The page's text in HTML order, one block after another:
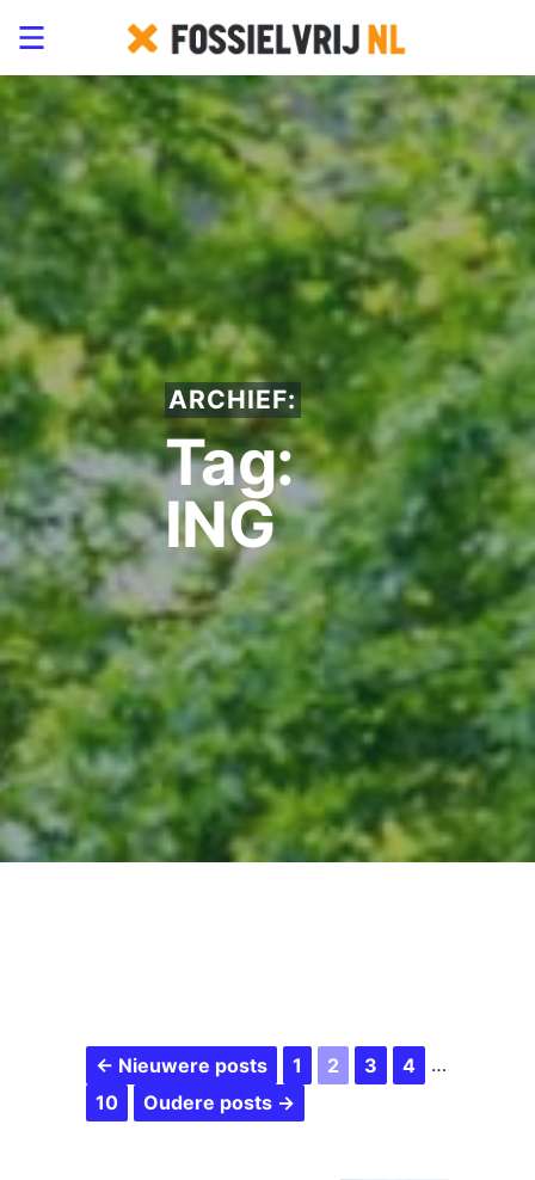
ARCHIEF:
Tag:
ING
← Nieuwere posts 1 2 3 4
…
10
Oudere posts →